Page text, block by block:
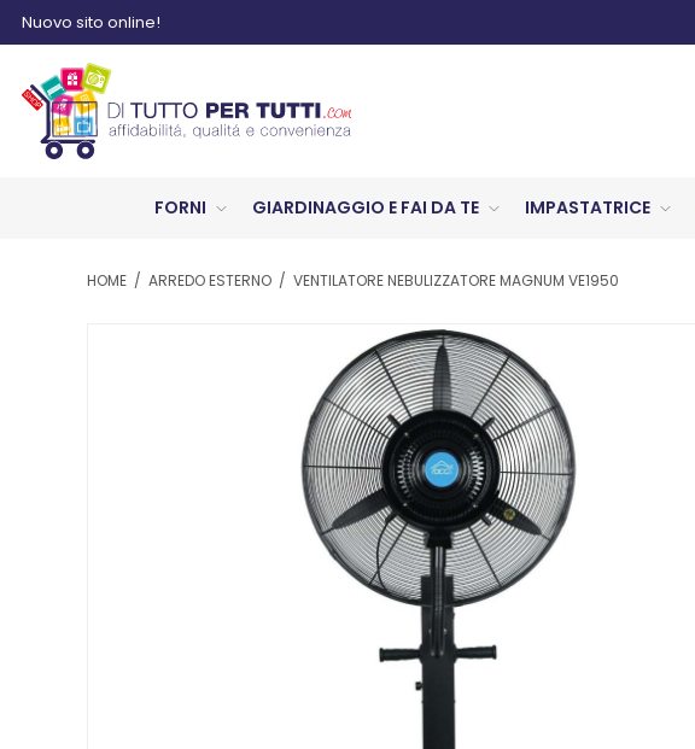
Nuovo sito online!
FORNI GIARDINAGGIO E FAI DA TE IMPASTATRICE
HOME / ARREDO ESTERNO / VENTILATORE NEBULIZZATORE MAGNUM VE1950